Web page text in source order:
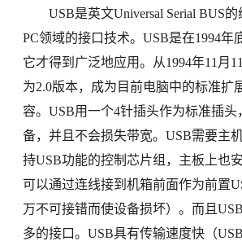
USB是英文Universal Serial BUS的
PC领域的接口技术。USB是在1994
它才得到广泛地应用。从1994年11月
为2.0版本，成为目前电脑中的标准扩
容。USB用一个4针插头作为标准插
备，并且不会损失带宽。USB需要主
持USB功能的控制芯片组，主板上也
可以通过连线接到机箱前面作为前置
万不可接错而使设备损坏）。而且
多的接口。USB具有传输速度快（